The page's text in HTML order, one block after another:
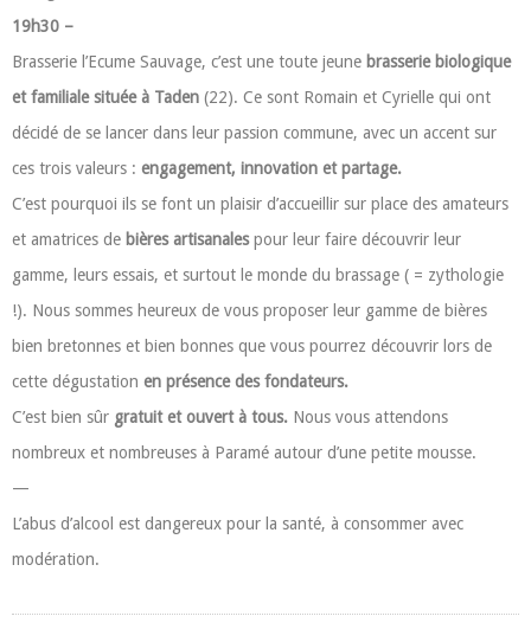
19h30 –
Brasserie l’Ecume Sauvage, c’est une toute jeune brasserie biologique
et familiale située à Taden (22). Ce sont Romain et Cyrielle qui ont
décidé de se lancer dans leur passion commune, avec un accent sur
ces trois valeurs : engagement, innovation et partage.
C’est pourquoi ils se font un plaisir d’accueillir sur place des amateurs
et amatrices de bières artisanalespour leur faire découvrir leur
gamme, leurs essais, et surtout le monde du brassage ( = zythologie
!). Nous sommes heureux de vous proposer leur gamme de bières
bien bretonnes et bien bonnes que vous pourrez découvrir lors de
cette dégustation en présence des fondateurs.
C’est bien sûr gratuit et ouvert à tous. Nous vous attendons
nombreux et nombreuses à Paramé autour d’une petite mousse.
—
L’abus d’alcool est dangereux pour la santé, à consommer avec
modération.